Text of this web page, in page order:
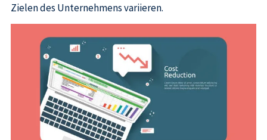
Zielen des Unternehmens variieren.